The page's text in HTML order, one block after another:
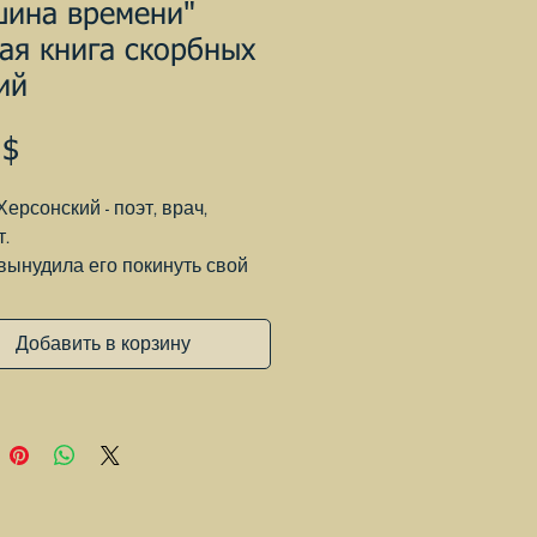
времени"
книга скорбных
- поэт, врач,
его покинуть свой
поэт обратился к другим
– Овидию и Бродскому
и предваряются
Добавить в корзину